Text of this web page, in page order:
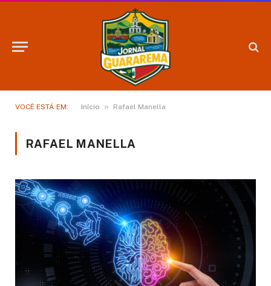
VOCÊ ESTÁ EM: Início » Rafael Manella
RAFAEL MANELLA